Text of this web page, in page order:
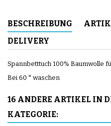
BESCHREIBUNG
DELIVERY
Spannbetttuch 100% Baumwolle
Bei 60 ° waschen
16 ANDERE ARTIKEL IN
KATEGORIE: